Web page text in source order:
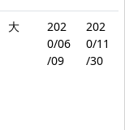
大
202
0/06
/09
202
0/11
/30